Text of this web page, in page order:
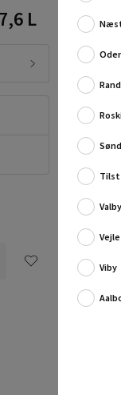
L
Tilst
Valby
Vejle
Viby